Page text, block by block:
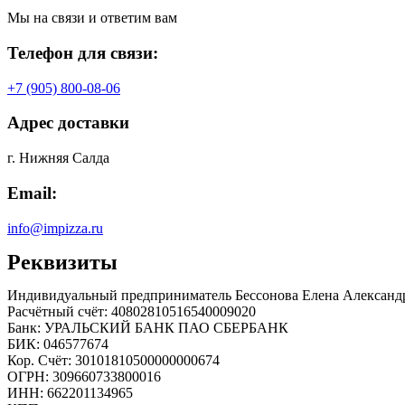
Мы на связи и ответим вам
Телефон для связи:
+7 (905) 800-08-06
Адрес доставки
г. Нижняя Салда
Email:
info@impizza.ru
Реквизиты
Индивидуальный предприниматель Бессонова Елена
Расчётный счёт: 40802810516540009020
Банк: УРАЛЬСКИЙ БАНК ПАО СБЕРБАНК
БИК: 046577674
Кор. Cчёт: 30101810500000000674
ОГРН: 309660733800016
ИНН: 662201134965